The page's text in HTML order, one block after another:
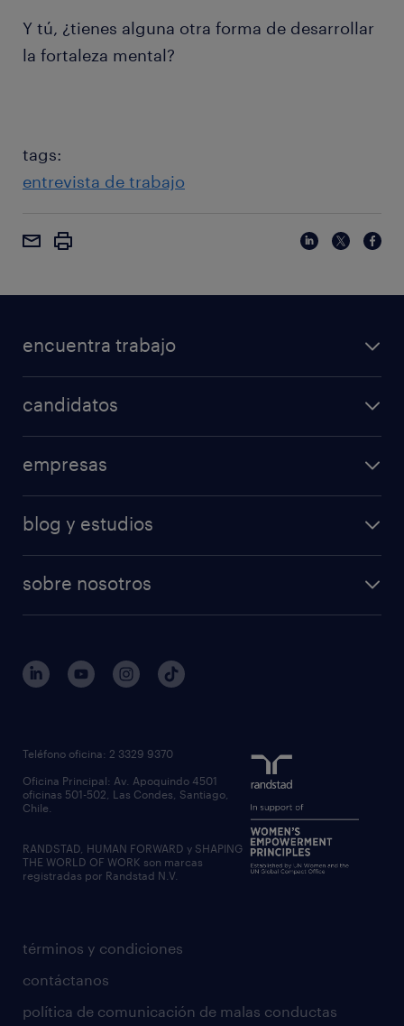
Y tú, ¿tienes alguna otra forma de desarrollar
la fortaleza mental?
tags:
entrevista de trabajo
encuentra trabajo
candidatos
empresas
blog y estudios
sobre nosotros
términos y condiciones
contáctanos
política de comunicación de malas conductas
Teléfono oficina: 2 3329 9370
Oficina Principal: Av. Apoquindo 4501
oficinas 501-502, Las Condes, Santiago,
Chile.
RANDSTAD, HUMAN FORWARD y SHAPING
THE WORLD OF WORK son marcas
registradas por Randstad N.V.